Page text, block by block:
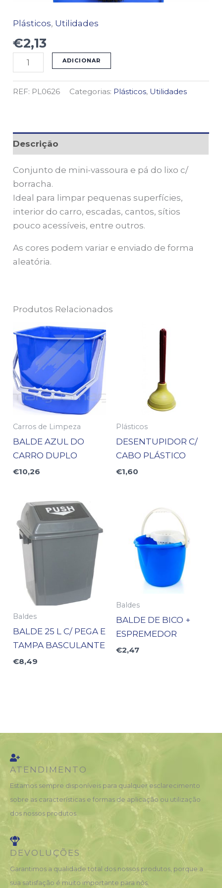
Plásticos, Utilidades
€2,13
ADICIONAR
REF: PL0626 Categorias: Plásticos, Utilidades
Descrição
Conjunto de mini-vassoura e pá do lixo c/
borracha.
Ideal para limpar pequenas superfícies,
interior do carro, escadas, cantos, sítios
pouco acessíveis, entre outros.
As cores podem variar e enviado de forma
aleatória.
Produtos Relacionados
Carros de Limpeza
BALDE AZUL DO
CARRO DUPLO
€10,26
Plásticos
DESENTUPIDOR C/
CABO PLÁSTICO
€1,60
Baldes
BALDE 25 L C/ PEGA E
TAMPA BASCULANTE
€8,49
Baldes
BALDE DE BICO +
ESPREMEDOR
€2,47
ATENDIMENTO
Estamos sempre disponíveis para qualquer esclarecimento
sobre as características e formas de aplicação ou utilização
dos nossos produtos.
DEVOLUÇÕES
Garantimos a qualidade total dos nossos produtos, porque a
sua satisfação é muito importante para nós.